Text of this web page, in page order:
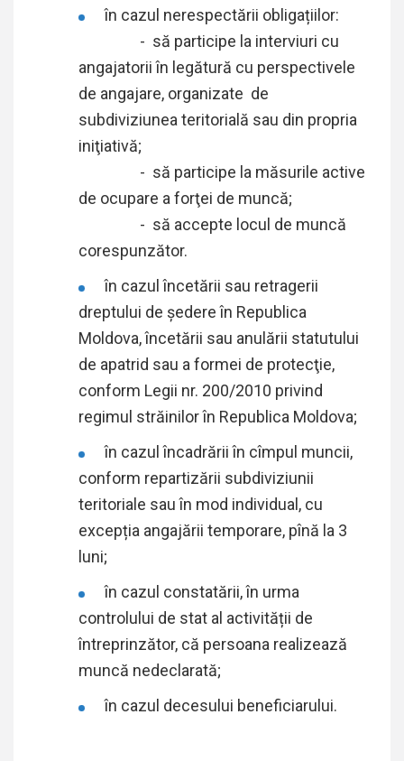
în cazul nerespectării obligațiilor:
- să participe la interviuri cu
angajatorii în legătură cu perspectivele
de angajare, organizate de
subdiviziunea teritorială sau din propria
iniţiativă;
- să participe la măsurile active
de ocupare a forţei de muncă;
- să accepte locul de muncă
corespunzător.
în cazul încetării sau retragerii
dreptului de şedere în Republica
Moldova, încetării sau anulării statutului
de apatrid sau a formei de protecţie,
conform Legii nr. 200/2010 privind
regimul străinilor în Republica Moldova;
în cazul încadrării în cîmpul muncii,
conform repartizării subdiviziunii
teritoriale sau în mod individual, cu
excepția angajării temporare, pînă la 3
luni;
în cazul constatării, în urma
controlului de stat al activității de
întreprinzător, că persoana realizează
muncă nedeclarată;
în cazul decesului beneficiarului.